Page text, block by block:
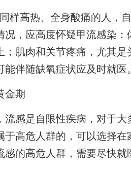
高热、全身酸痛的人，自
况，应高度怀疑甲流感染
；肌肉和关节疼痛，尤其
能伴随缺氧症状应及时就医
金期
是自限性疾病，对于大
于高危人群的，可以选择
感的高危人群，需要尽快就